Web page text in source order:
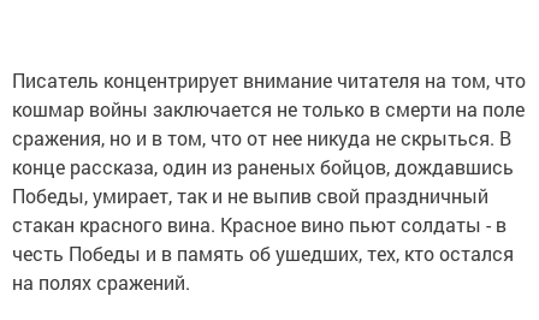
Писатель концентрирует внимание читателя на том, что
кошмар войны заключается не только в смерти на поле
сражения, но и в том, что от нее никуда не скрыться. В
конце рассказа, один из раненых бойцов, дождавшись
Победы, умирает, так и не выпив свой праздничный
стакан красного вина. Красное вино пьют солдаты - в
честь Победы и в память об ушедших, тех, кто остался
на полях сражений.